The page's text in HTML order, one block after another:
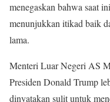
menegaskan bahwa saat
menunjukkan itikad baik
lama.
Menteri Luar Negeri AS
Presiden Donald Trump
dinyatakan sulit untuk